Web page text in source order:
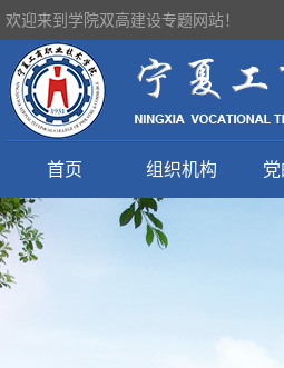
欢迎来到学院双高建设专题网站！
首页 组织机构